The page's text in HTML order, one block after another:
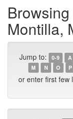
Montilla,
Jump to: 0-9 A
M
N O P
or enter first few